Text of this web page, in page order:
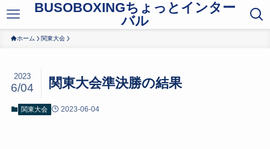
BUSOBOXINGちょっとインター
バル
ホーム 関東大会
関東大会準決勝の結果
2023
6/04
関東大会 2023-06-04